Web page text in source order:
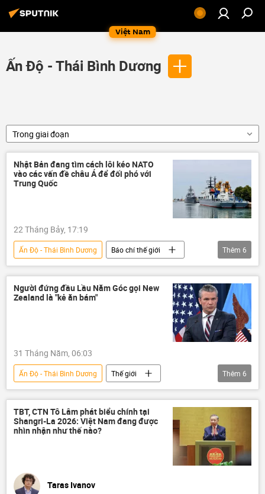
Việt Nam
Ấn Độ - Thái Bình Dương
Trong giai đoạn
Nhật Bản đang tìm cách lôi kéo NATO
vào các vấn đề châu Á để đối phó với
Trung Quốc
22 Tháng Bảy, 17:19
Ấn Độ - Thái Bình Dương
Báo chí thế giới
Thế giới
Châu Á
Nhật Bản
Chính trị
Trung Quốc Nga
Thêm 6
Người đứng đầu Lầu Năm Góc gọi New
Zealand là "kẻ ăn bám"
31 Tháng Năm, 06:03
Ấn Độ - Thái Bình Dương
Thế giới
Hoa Kỳ
Lầu Năm Góc
Washington
New Zealand
quốc phòng
GDP ngân sách
Thêm 6
TBT, CTN Tô Lâm phát biểu chính tại
Shangri-La 2026: Việt Nam đang được
nhìn nhận như thế nào?
Taras Ivanov